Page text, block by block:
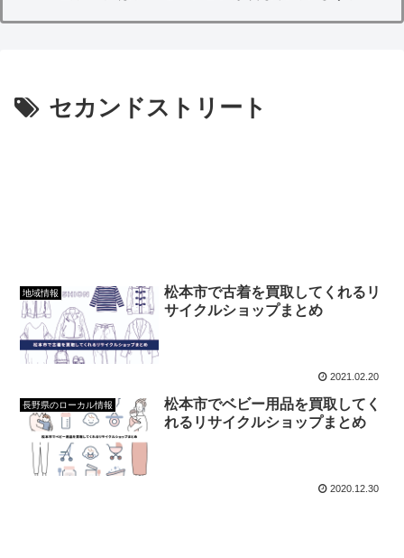
セカンドストリート
地域情報
松本市で古着を買取してくれるリ
サイクルショップまとめ
2021.02.20
長野県のローカル情報
松本市でベビー用品を買取してく
れるリサイクルショップまとめ
2020.12.30